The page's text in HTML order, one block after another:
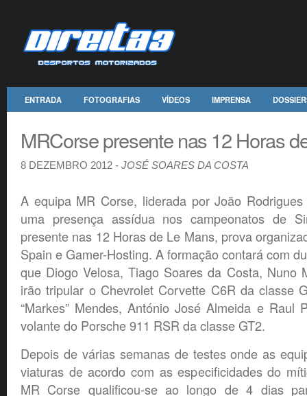
ENTRADA FOTOGRAFIAS VÍDEOS IMPRENSA
MRCorse presente nas 12 Horas
8 DEZEMBRO 2012 - JOSÉ SOARES DA COSTA
A equipa MR Corse, liderada por João
uma presença assídua nos campeonatos de
presente nas 12 Horas de Le Mans, prova
Spain e Gamer-Hosting. A formação contará com
que Diogo Velosa, Tiago Soares da Costa, Nuno
irão tripular o Chevrolet Corvette C6R da classe
“Markes” Mendes, António José Almeida e Raul
volante do Porsche 911 RSR da classe GT2.
Depois de várias semanas de testes onde as
viaturas de acordo com as especificidades do
MR Corse qualificou-se ao longo de 4 dias